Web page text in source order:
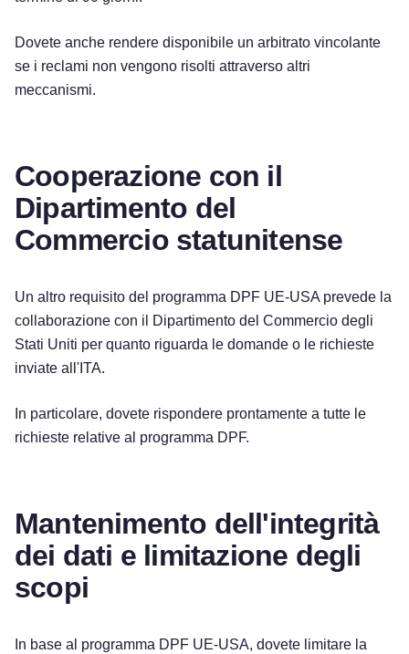
Dovete anche rendere disponibile un arbitrato vincolante
se i reclami non vengono risolti attraverso altri
meccanismi.
Cooperazione con il
Dipartimento del
Commercio statunitense
Un altro requisito del programma DPF UE-USA prevede la
collaborazione con il Dipartimento del Commercio degli
Stati Uniti per quanto riguarda le domande o le richieste
inviate all'ITA.
In particolare, dovete rispondere prontamente a tutte le
richieste relative al programma DPF.
Mantenimento dell'integrità
dei dati e limitazione degli
scopi
In base al programma DPF UE-USA, dovete limitare la